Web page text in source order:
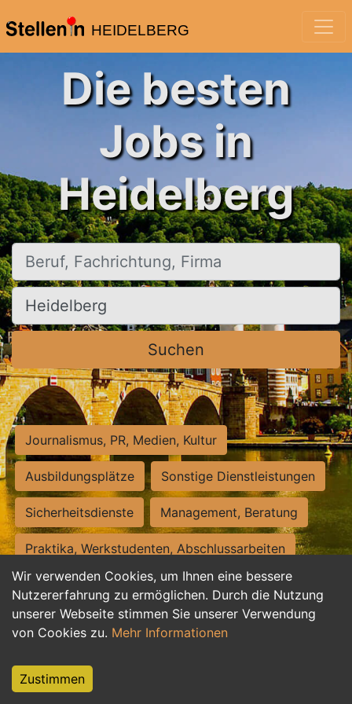
HEIDELBERG
Wir verwenden Cookies, um Ihnen eine bessere
Nutzererfahrung zu ermöglichen. Durch die Nutzung
unserer Webseite stimmen Sie unserer Verwendung
von Cookies zu. Mehr Informationen
Zustimmen
Die besten
Jobs in
Heidelberg
Beruf, Fachrichtung, Firma
Ort, Stadt
Suchen
Journalismus, PR, Medien, Kultur
Ausbildungsplätze Sonstige Dienstleistungen
Sicherheitsdienste Management, Beratung
Praktika, Werkstudenten, Abschlussarbeiten
Personalwesen Assistenz, Sekretariat
Hilfskräfte, Aushilfs- und Nebenjobs
Weiterbildung, Studium, duale Ausbildung